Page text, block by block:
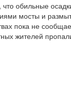
обильные
мосты и
пока не
жителей